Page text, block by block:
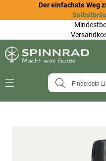
Der einfachste Weg
Navigation